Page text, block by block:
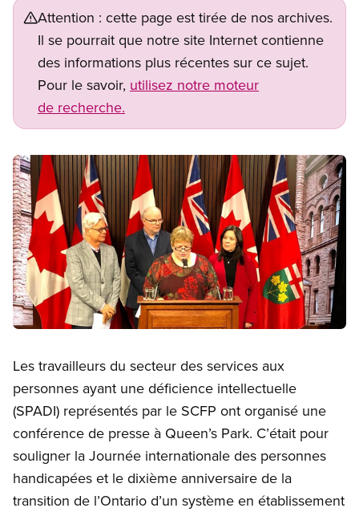
Attention : cette page est tirée de nos archives.
Il se pourrait que notre site Internet contienne
des informations plus récentes sur ce sujet.
Pour le savoir, utilisez notre moteur
de recherche.
Image
Les travailleurs du secteur des services aux
personnes ayant une déficience intellectuelle
(SPADI) représentés par le SCFP ont organisé une
conférence de presse à Queen’s Park. C’était pour
souligner la Journée internationale des personnes
handicapées et le dixième anniversaire de la
transition de l’Ontario d’un système en établissement